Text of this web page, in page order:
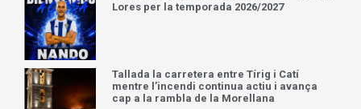
Lores per la temporada 2026/2027
Tallada la carretera entre Tírig i Catí
mentre l’incendi continua actiu i avança
cap a la rambla de la Morellana